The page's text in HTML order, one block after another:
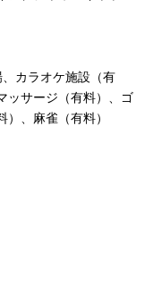
カラオケ施設（有
ッサージ（有料）、ゴ
、麻雀（有料）